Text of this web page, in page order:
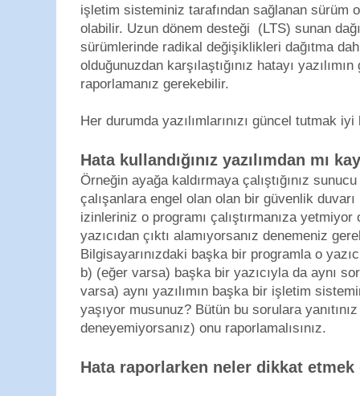
işletim sisteminiz tarafından sağlanan sürüm
olabilir. Uzun dönem desteği (LTS) sunan
sürümlerinde radikal değişiklikleri dağıtma
olduğunuzdan karşılaştığınız hatayı
raporlamanız gerekebilir.
Her durumda yazılımlarınızı güncel tutmak
Hata kullandığınız yazılımdan mı
Örneğin ayağa kaldırmaya çalıştığınız
çalışanlara engel olan olan bir güvenlik duvarı
izinleriniz o programı çalıştırmanıza
yazıcıdan çıktı alamıyorsanız denemeniz
Bilgisayarınızdaki başka bir programla o
b) (eğer varsa) başka bir yazıcıyla da aynı
varsa) aynı yazılımın başka bir işletim
yaşıyor musunuz? Bütün bu sorulara
deneyemiyorsanız) onu raporlamalısınız.
Hata raporlarken neler dikkat etmek